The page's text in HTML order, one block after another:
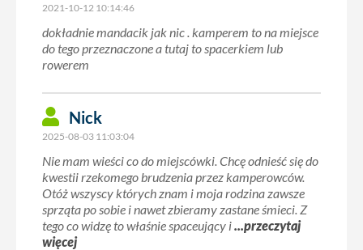
2021-10-12 10:14:46
dokładnie mandacik jak nic . kamperem to na miejsce
do tego przeznaczone a tutaj to spacerkiem lub
rowerem
Nick
2025-08-03 11:03:04
Nie mam wieści co do miejscówki. Chcę odnieść się do
kwestii rzekomego brudzenia przez kamperowców.
Otóż wszyscy których znam i moja rodzina zawsze
sprząta po sobie i nawet zbieramy zastane śmieci. Z
tego co widzę to właśnie spaceujqcy i...przeczytaj
więcej